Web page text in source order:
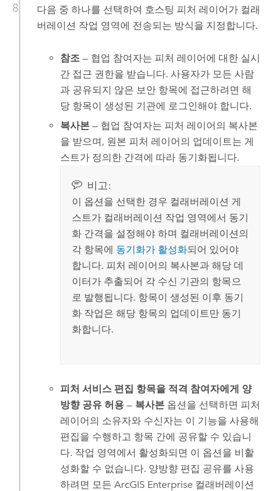
다음 중 하나를 선택하여 호스팅 피처 레이어가 컬래
버레이션 작업 영역에 전송되는 방식을 지정합니다.
참조 — 협업 참여자는 피처 레이어에 대한 실시
간 접근 권한을 받습니다. 사용자가 모든 사람
과 공유되지 않은 보안 항목에 접근하려면 해
당 항목이 생성된 기관에 로그인해야 합니다.
복사본 — 협업 참여자는 피처 레이어의 복사본
을 받으며, 원본 피처 레이어의 업데이트는 게
스트가 정의한 간격에 따라 동기화됩니다.
비고:
이 옵션을 선택한 경우 컬래버레이션 게
스트가 컬래버레이션 작업 영역에서 동기
화 간격을 설정해야 하며 컬래버레이션의
각 항목에 동기화가 활성화되어 있어야
합니다. 피처 레이어의 복사본과 해당 데
이터가 추출되어 각 수신 기관의 항목으
로 발행됩니다. 항목이 생성된 이후 동기
화 작업은 해당 항목의 업데이트만 동기
화합니다.
피처 서비스 편집 항목을 적격 참여자에게 양
방향 공유 허용 — 복사본 옵션을 선택하면 피처
레이어의 소유자와 수신자는 이 기능을 사용해
편집을 수행하고 항목 간에 공유할 수 있습니
다. 작업 영역에서 활성화되면 이 옵션을 비활
성화할 수 없습니다. 양방향 편집 공유를 사용
하려면 모든ArcGIS Enterprise 컬래버레이션